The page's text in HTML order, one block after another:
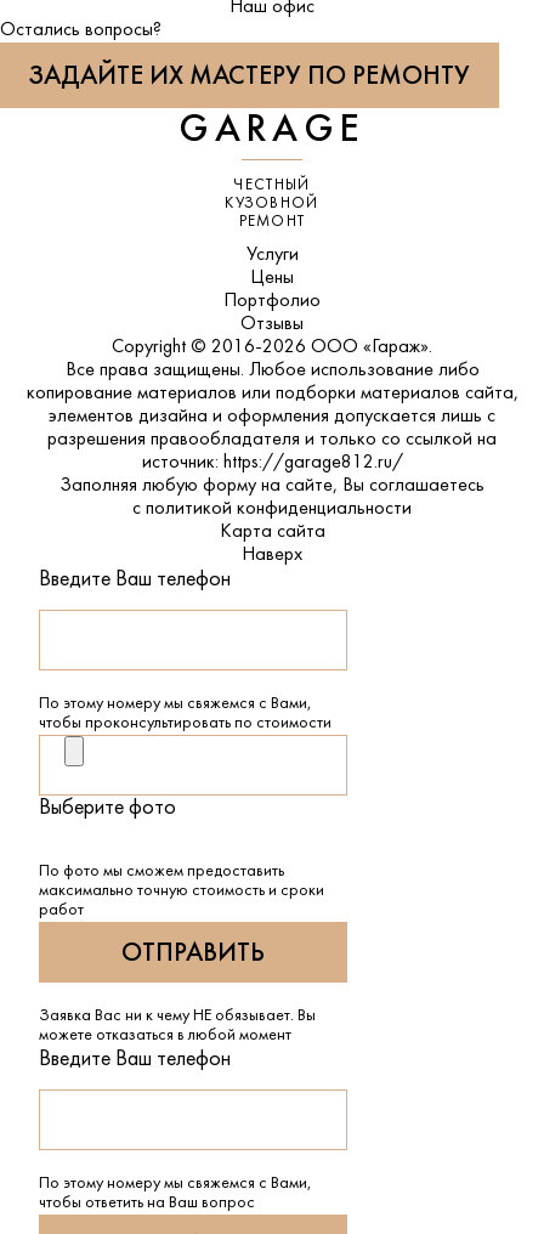
ВКонтакте
Наш офис
Остались вопросы?
ЗАДАЙТЕ ИХ МАСТЕРУ ПО РЕМОНТУ
GARAGE
ЧЕСТНЫЙ
КУЗОВНОЙ
РЕМОНТ
Услуги
Цены
Портфолио
Отзывы
Copyright © 2016-2026 ООО «Гараж».
Все права защищены. Любое использование либо
копирование материалов или подборки материалов сайта,
элементов дизайна и оформления допускается лишь с
разрешения правообладателя и только со ссылкой на
источник: https://garage812.ru/
Заполняя любую форму на сайте, Вы соглашаетесь
с политикой конфиденциальности
Карта сайта
Наверх
Введите Ваш телефон
По этому номеру мы свяжемся с Вами,
чтобы проконсультировать по стоимости
Выберите фото
По фото мы сможем предоставить
максимально точную стоимость и сроки
работ
Заявка Вас ни к чему НЕ обязывает. Вы
можете отказаться в любой момент
Введите Ваш телефон
По этому номеру мы свяжемся с Вами,
чтобы ответить на Ваш вопрос